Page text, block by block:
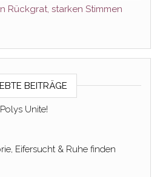
Rückgrat, starken Stimmen
BEITRÄGE
Unite!
Eifersucht & Ruhe finden